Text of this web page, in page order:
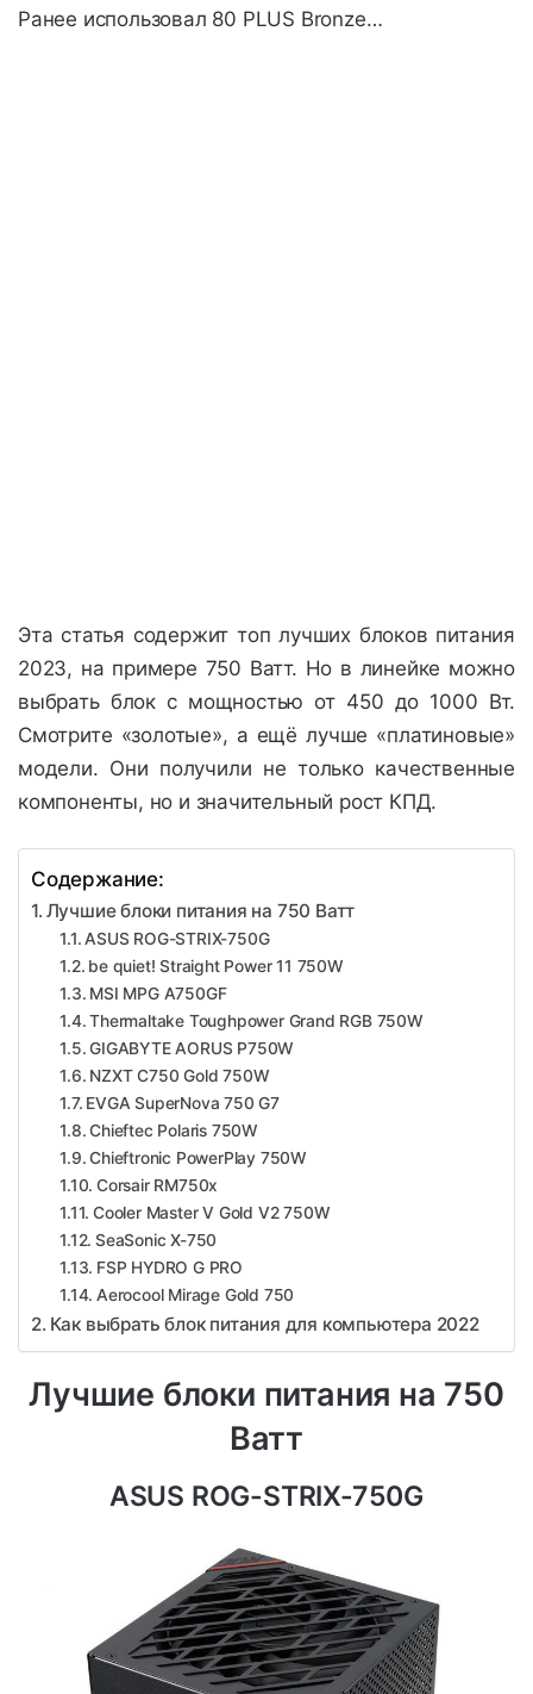
Ранее использовал 80 PLUS Bronze…
Эта статья содержит топ лучших блоков питания
2023, на примере 750 Ватт. Но в линейке можно
выбрать блок с мощностью от 450 до 1000 Вт.
Смотрите «золотые», а ещё лучше «платиновые»
модели. Они получили не только качественные
компоненты, но и значительный рост КПД.
Содержание:
Лучшие блоки питания на 750 Ватт
ASUS ROG-STRIX-750G
be quiet! Straight Power 11 750W
MSI MPG A750GF
Thermaltake Toughpower Grand RGB 750W
GIGABYTE AORUS P750W
NZXT C750 Gold 750W
EVGA SuperNova 750 G7
Chieftec Polaris 750W
Chieftronic PowerPlay 750W
Corsair RM750x
Cooler Master V Gold V2 750W
SeaSonic X-750
FSP HYDRO G PRO
Aerocool Mirage Gold 750
Как выбрать блок питания для компьютера 2022
Лучшие блоки питания на 750
Ватт
ASUS ROG-STRIX-750G